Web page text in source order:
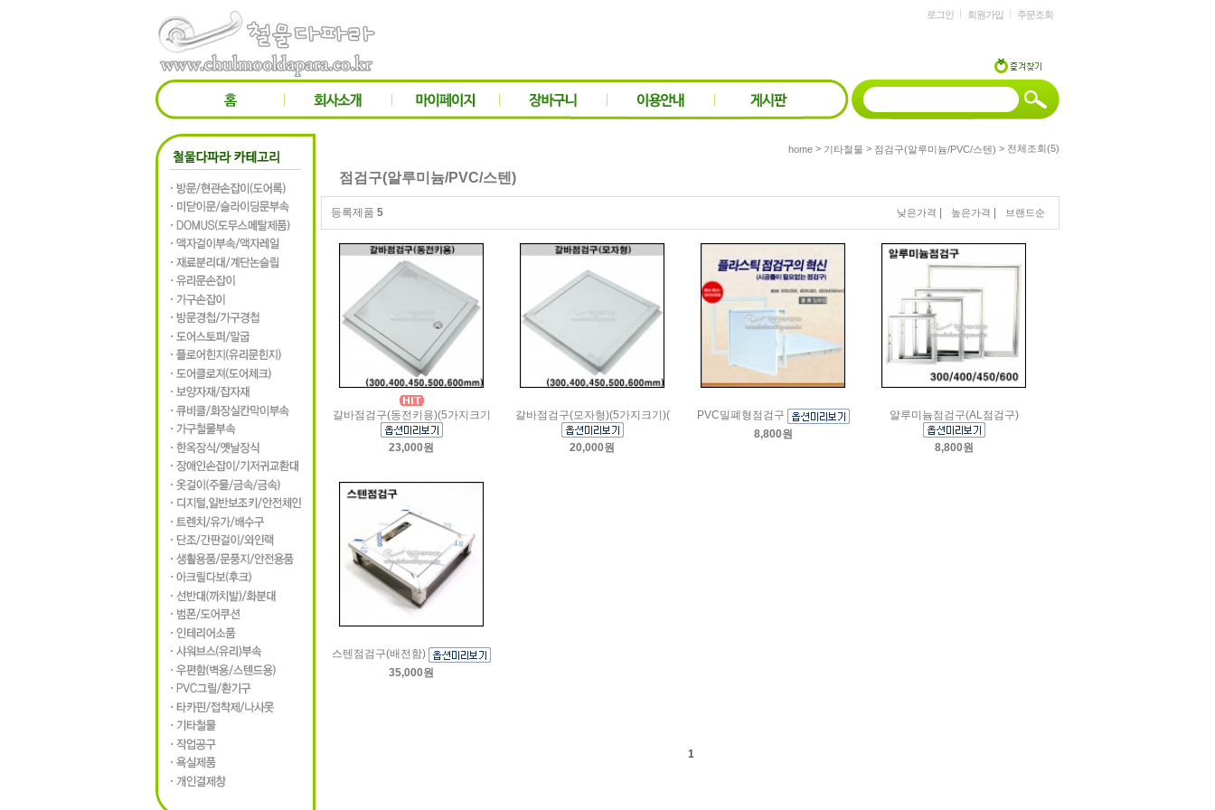
로그인 회원가입 주문조회
home > 기타철물 > 점검구(알루미늄/PVC/스텐) > 전체조회(5)
점검구(알루미늄/PVC/스텐)
등록제품 5 낮은가격 | 높은가격 | 브랜드순
갈바점검구(동전키용)(5가지크기
23,000원
갈바점검구(모자형)(5가지크기)(
20,000원
PVC밀폐형점검구
8,800원
알루미늄점검구(AL점검구)
8,800원
스텐점검구(배전함)
35,000원
1